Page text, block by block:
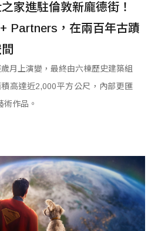
家進駐倫敦新龐德街！
Partners，在兩百年古蹟
月上演變，最終由六棟歷史建築組
高達近2,000平方公尺，內部更匯
作品。